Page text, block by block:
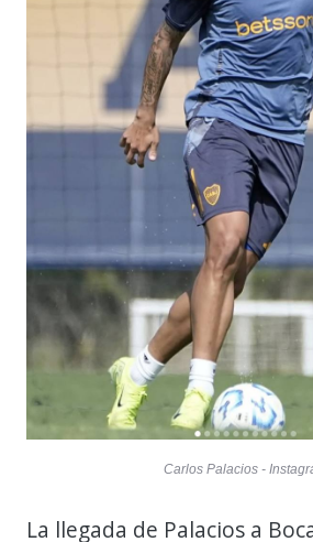
Carlos Palacios -
La llegada de Palacios a